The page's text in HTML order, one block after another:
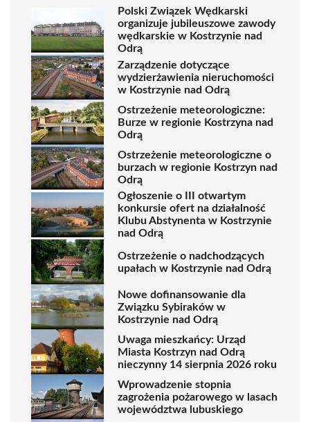
Polski Związek Wędkarski
organizuje jubileuszowe zawody
wędkarskie w Kostrzynie nad
Odrą
Zarządzenie dotyczące
wydzierżawienia nieruchomości
w Kostrzynie nad Odrą
Ostrzeżenie meteorologiczne:
Burze w regionie Kostrzyna nad
Odrą
Ostrzeżenie meteorologiczne o
burzach w regionie Kostrzyn nad
Odrą
Ogłoszenie o III otwartym
konkursie ofert na działalność
Klubu Abstynenta w Kostrzynie
nad Odrą
Ostrzeżenie o nadchodzących
upałach w Kostrzynie nad Odrą
Nowe dofinansowanie dla
Związku Sybiraków w
Kostrzynie nad Odrą
Uwaga mieszkańcy: Urząd
Miasta Kostrzyn nad Odrą
nieczynny 14 sierpnia 2026 roku
Wprowadzenie stopnia
zagrożenia pożarowego w lasach
województwa lubuskiego